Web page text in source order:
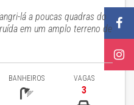
lá a poucas quadras do
em um amplo terreno de
BANHEIROS VAGAS
3